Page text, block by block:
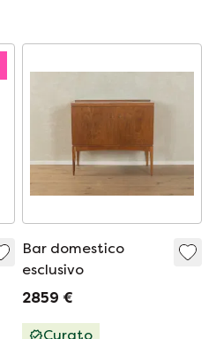
Bar domestico
esclusivo
2859 €
Curato